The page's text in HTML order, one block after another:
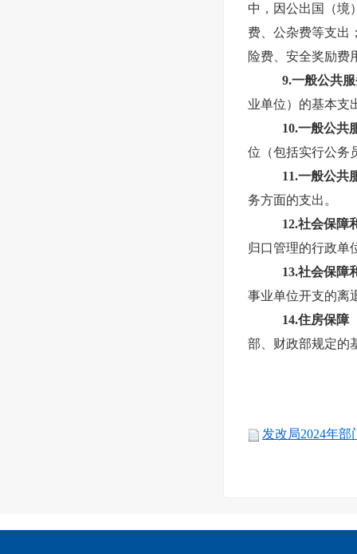
中，因公出国（境
费、公杂费等支出
险费、安全奖励费
9.一般公共
业单位）的基本支
10.一般公共
位（包括实行公务
11.一般公共
务方面的支出。
12.社会保障
归口管理的行政单
13.社会保障
事业单位开支的离
14.住房保障
部、财政部规定的
发改局2024年部